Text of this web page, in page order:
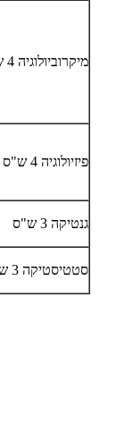
מיקרוביולוגיה 4 ש"ס
פיזיולוגיה 4 ש"ס
גנטיקה 3 ש"ס
סטטיסטיקה 3 ש"ס